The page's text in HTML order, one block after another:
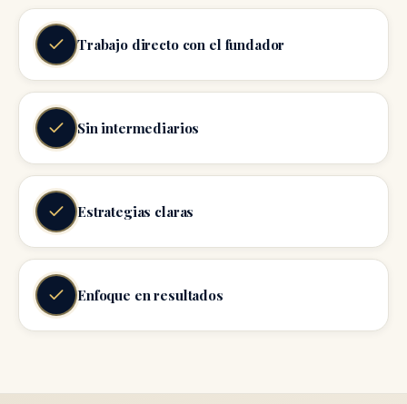
Trabajo directo con el fundador
Sin intermediarios
Estrategias claras
Enfoque en resultados